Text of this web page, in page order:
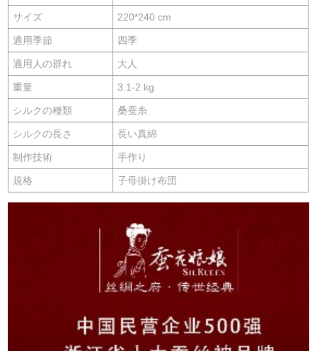
サイズ 220*240 cm
適用季節 四季
適用人の群れ 大人
重量 3.1-2 kg
シルクの種類 桑蚕糸
シルクの長さ 長い真綿
制作技術 手作り
規格 子母掛け布団